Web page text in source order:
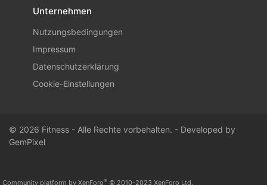
Unternehmen
Nutzungsbedingungen
Impressum
Datenschutzerklärung
Cookie-Einstellungen
© 2026 Fitness - Alle Rechte vorbehalten. - Developed by
GemPixel
Community platform by XenForo® © 2010-2023 XenForo Ltd.